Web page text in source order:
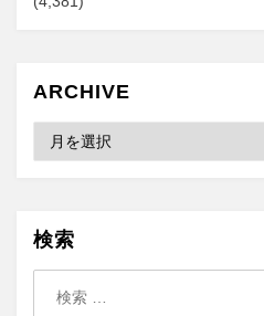
ARCHIVE
Archive
検索